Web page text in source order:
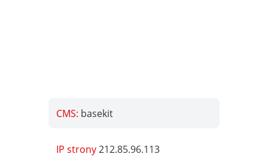
CMS: basekit
IP strony212.85.96.113